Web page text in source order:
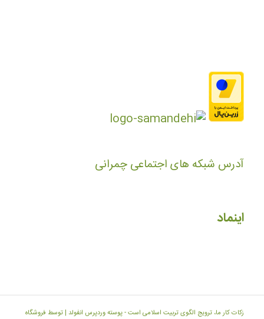
آدرس شبکه های اجتماعی چمرانی
اینماد
زکات کار ما، ترویج الگوی تربیت اسلامی است -پوسته وردپرس انفولد | توسط فروشگاه